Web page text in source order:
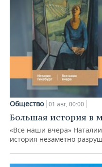
Общество 01 авг, 00:00
Большая история в
«Все наши вчера»
история незаметно